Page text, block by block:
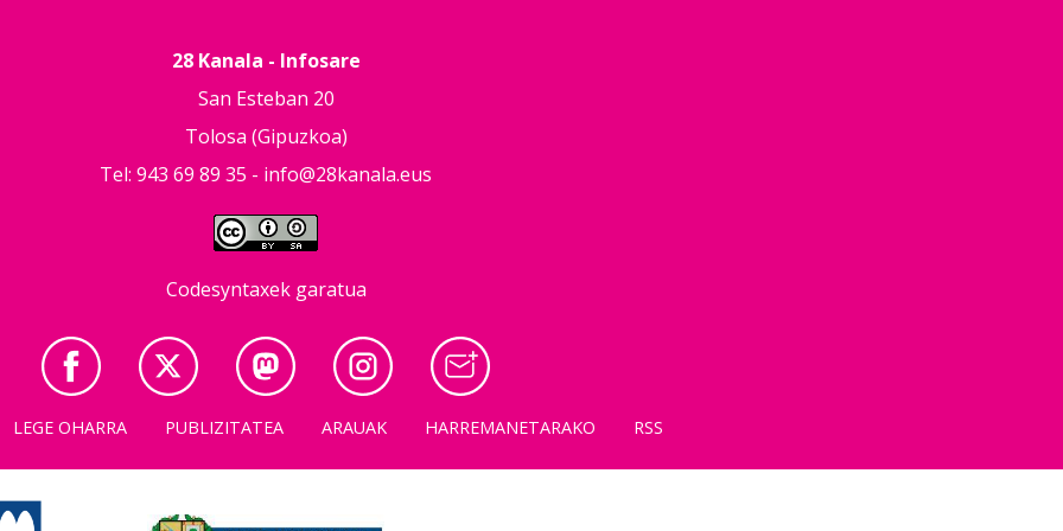
28 Kanala - Infosare
San Esteban 20
Tolosa (Gipuzkoa)
Tel: 943 69 89 35 - info@28kanala.eus
Codesyntaxek garatua
LEGE OHARRA PUBLIZITATEA ARAUAK HARREMANETARAKO RSS